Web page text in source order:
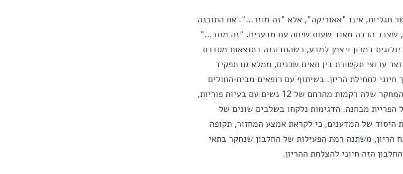
תגליות, אינו "אאוריקה", אלא "זה מוזר...". את התובנה
שצבר הרבה מאוד שעות שיחה עם מדענים. "זה מוזר..."
במכון ויצמן למדע, כשהתבוננה בתוצאות מסדרת
ערוצי תקשורת בין תאים שכנים, ממלא גם תפקיד
לתחילת הריון. בשיתוף עם רופאים מבית-החולים
"קפלן" ברחובות דגמו פרופ' דקל וחברי קבוצת המחקר שלה רקמות מהרחם של 12 נשים עם בעיות פוריות,
הפריית מבחנה. הדגימות נלקחו בשלבים שונים של
היסוד של המדענים, כי לקראת אמצע המחזור, תקופה
משתנה רמת הפעילות של החלבון שנחקר בתאי
הזה חיוני להצלחת ההריון.